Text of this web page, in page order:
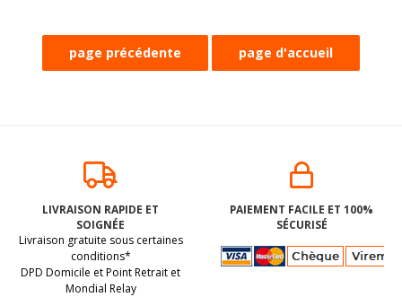
LIVRAISON RAPIDE ET
SOIGNÉE
Livraison gratuite sous certaines
conditions*
DPD Domicile et Point Retrait et
Mondial Relay
PAIEMENT FACILE ET 100%
SÉCURISÉ